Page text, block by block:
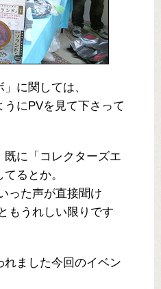
に関しては、
うにPVを見て下さって
既に「コレクターズエ
るとか。
った声が直接聞け
もうれしい限りです
ました今回のイベン